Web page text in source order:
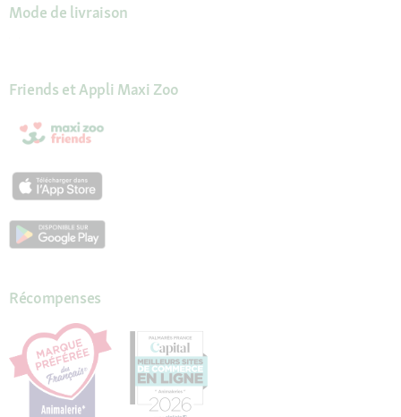
Mode de livraison
Friends et Appli Maxi Zoo
Récompenses